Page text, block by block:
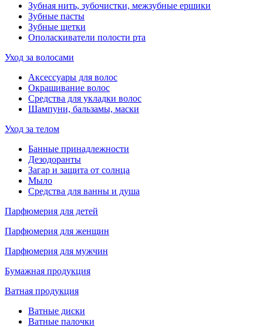
Зубная нить, зубочистки, межзубные ершики
Зубные пасты
Зубные щетки
Ополаскиватели полости рта
Уход за волосами
Аксессуары для волос
Окрашивание волос
Средства для укладки волос
Шампуни, бальзамы, маски
Уход за телом
Банные принадлежности
Дезодоранты
Загар и защита от солнца
Мыло
Средства для ванны и душа
Парфюмерия для детей
Парфюмерия для женщин
Парфюмерия для мужчин
Бумажная продукция
Ватная продукция
Ватные диски
Ватные палочки